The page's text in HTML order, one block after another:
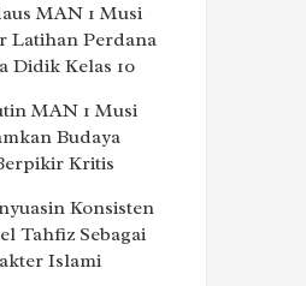
MAN 1 Musi
Latihan Perdana
Didik Kelas 10
MAN 1 Musi
Budaya
Kritis
Konsisten
Tahfiz Sebagai
Islami